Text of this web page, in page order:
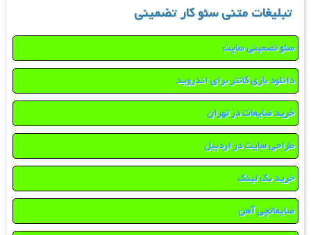
تبلیغات متنی سئو کار تضمینی
سئو تضمینی سایت
دانلود بازی کانتر برای اندروید
خرید ضایعات در تهران
طراحی سایت در اردبیل
خرید بک لینک
ضایعاتچی آهن